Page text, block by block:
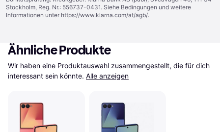
Stockholm, Reg. Nr.: 556737-0431. Siehe Bedingungen und weitere
Informationen unter https://www.klarna.com/at/agb/.
Ähnliche Produkte
Wir haben eine Produktauswahl zusammengestellt, die für dich
interessant sein könnte. Alle anzeigen